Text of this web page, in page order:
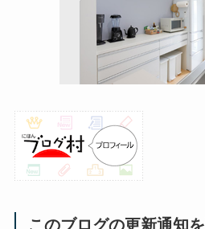
このブログの更新通知